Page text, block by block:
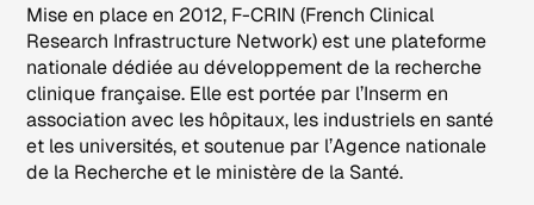
Mise en place en 2012, F-CRIN (French Clinical
Research Infrastructure Network) est une plateforme
nationale dédiée au développement de la recherche
clinique française. Elle est portée par l’Inserm en
association avec les hôpitaux, les industriels en santé
et les universités, et soutenue par l’Agence nationale
de la Recherche et le ministère de la Santé.